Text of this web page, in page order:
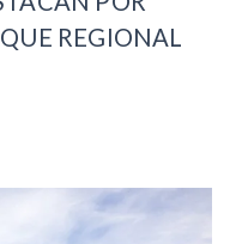
REGIONAL